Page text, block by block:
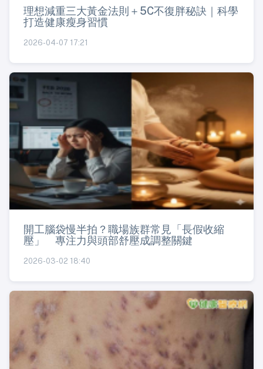
理想減重三大黃金法則＋5C不復胖秘訣｜科學
打造健康瘦身習慣
2026-04-07 17:21
開工腦袋慢半拍？職場族群常見「長假收縮
壓」 專注力與頭部舒壓成調整關鍵
2026-03-02 18:40